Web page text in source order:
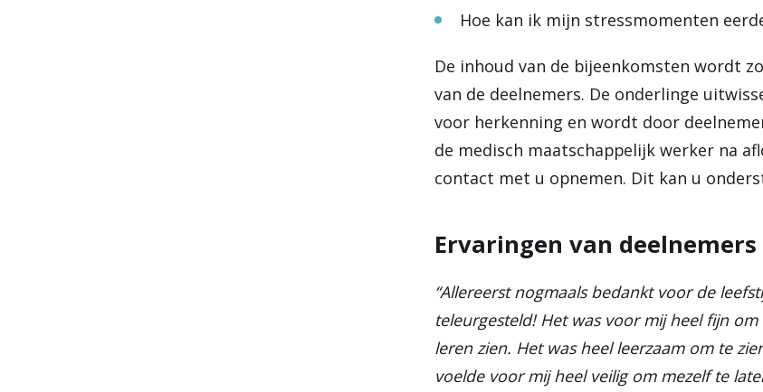
Hoe kan ik mijn stressmomenten
De inhoud van de bijeenkomsten wordt
van de deelnemers. De onderlinge
voor herkenning en wordt door
de medisch maatschappelijk werker na
contact met u opnemen. Dit kan u
Ervaringen van deelnemers
“Allereerst nogmaals bedankt voor de
teleurgesteld! Het was voor mij heel fijn
leren zien. Het was heel leerzaam om te
voelde voor mij heel veilig om mezelf te